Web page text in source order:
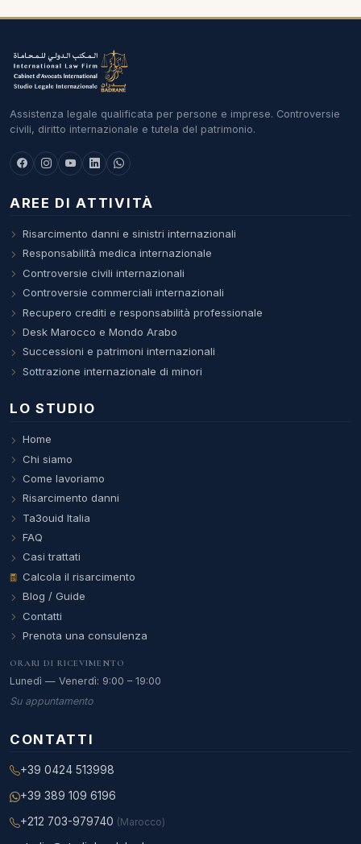
Assistenza legale qualificata per persone e imprese. Controversie
civili, diritto internazionale e tutela del patrimonio.
AREE DI ATTIVITÀ
Risarcimento danni e sinistri internazionali
Responsabilità medica internazionale
Controversie civili internazionali
Controversie commerciali internazionali
Recupero crediti e responsabilità professionale
Desk Marocco e Mondo Arabo
Successioni e patrimoni internazionali
Sottrazione internazionale di minori
LO STUDIO
Home
Chi siamo
Come lavoriamo
Risarcimento danni
Ta3ouid Italia
FAQ
Casi trattati
Calcola il risarcimento
Blog / Guide
Contatti
Prenota una consulenza
ORARI DI RICEVIMENTO
Lunedì — Venerdì: 9:00 – 19:00
Su appuntamento
CONTATTI
+39 0424 513998
+39 389 109 6196
+212 703-979740 (Marocco)